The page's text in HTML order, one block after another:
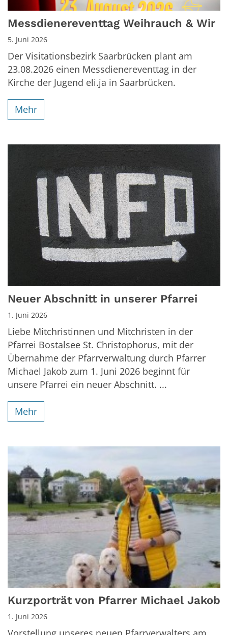
Messdienereventtag Weihrauch & Wir
5. Juni 2026
Der Visitationsbezirk Saarbrücken plant am
23.08.2026 einen Messdienereventtag in der
Kirche der Jugend eli.ja in Saarbrücken.
Mehr
Neuer Abschnitt in unserer Pfarrei
1. Juni 2026
Liebe Mitchristinnen und Mitchristen in der
Pfarrei Bostalsee St. Christophorus, mit der
Übernahme der Pfarrverwaltung durch Pfarrer
Michael Jakob zum 1. Juni 2026 beginnt für
unsere Pfarrei ein neuer Abschnitt. ...
Mehr
Kurzporträt von Pfarrer Michael Jakob
1. Juni 2026